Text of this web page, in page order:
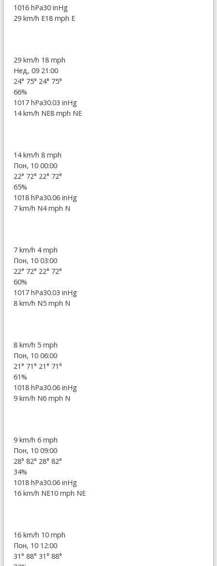
1016 hPa30 inHg
29 km/h E18 mph E
29 km/h 18 mph
Нед, 09 21:00
24° 75° 24° 75°
66%
1017 hPa30.03 inHg
14 km/h NE8 mph NE
14 km/h 8 mph
Пон, 10 00:00
22° 72° 22° 72°
65%
1018 hPa30.06 inHg
7 km/h N4 mph N
7 km/h 4 mph
Пон, 10 03:00
22° 72° 22° 72°
60%
1017 hPa30.03 inHg
8 km/h N5 mph N
8 km/h 5 mph
Пон, 10 06:00
21° 71° 21° 71°
61%
1018 hPa30.06 inHg
9 km/h N6 mph N
9 km/h 6 mph
Пон, 10 09:00
28° 82° 28° 82°
34%
1018 hPa30.06 inHg
16 km/h NE10 mph NE
16 km/h 10 mph
Пон, 10 12:00
31° 88° 31° 88°